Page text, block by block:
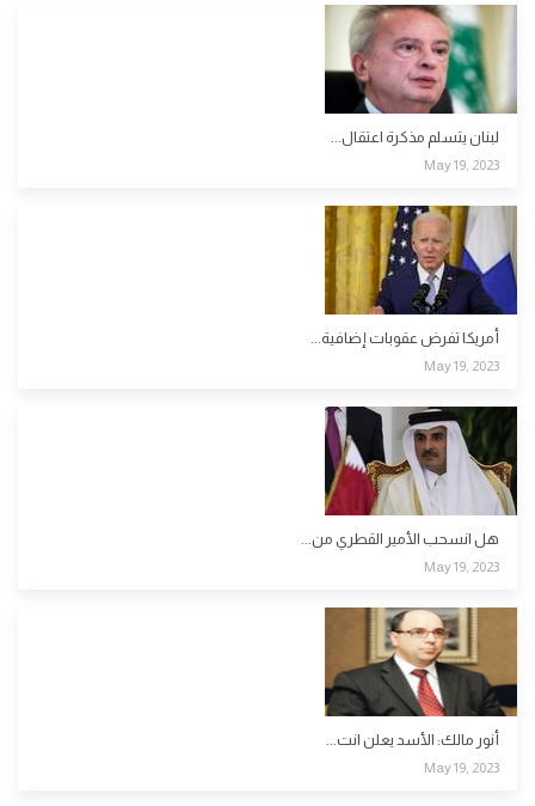
لبنان يتسلم مذكرة اعتقال...
May 19, 2023
أمريكا تفرض عقوبات إضافية...
May 19, 2023
هل انسحب الأمير القطري من...
May 19, 2023
أنور مالك: الأسد يعلن انت...
May 19, 2023